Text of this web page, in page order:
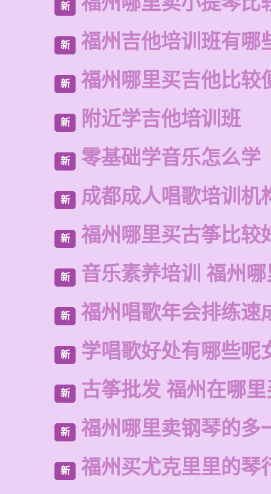
新
新 福州吉他培训班有哪
新 福州哪里买吉他比较
新 附近学吉他培训班
新 零基础学音乐怎么学
新 成都成人唱歌培训机
新 福州哪里买古筝比较
新 音乐素养培训 福州
新 福州唱歌年会排练速
新 学唱歌好处有哪些呢
新 古筝批发 福州在哪
新 福州哪里卖钢琴的多
新 福州买尤克里里的琴